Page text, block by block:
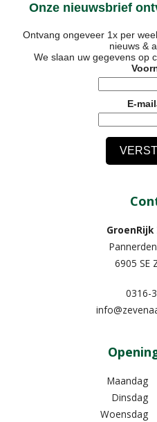
Onze nieuwsbrief
Ontvang ongeveer 1x per
nieuws &
We slaan uw gegevens op
E-
6905 SE
0316-
Maandag
Dinsdag
Woensdag